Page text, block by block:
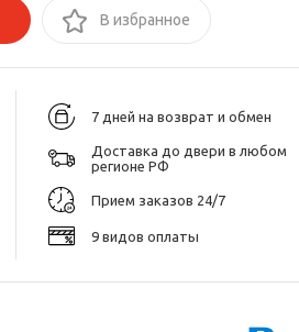
В избранное
7 дней на возврат и обмен
Доставка до двери в любом
регионе РФ
Прием заказов 24/7
9 видов оплаты